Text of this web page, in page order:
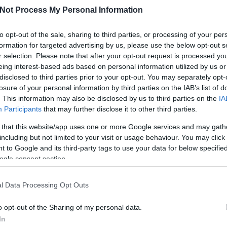
Process My Personal Information
opt-out of the sale, sharing to third parties, or processing of your
for targeted advertising by us, please use the below opt-out
selection. Please note that after your opt-out request is processed
interest-based ads based on personal information utilized by us
to third parties prior to your opt-out. You may separately
of your personal information by third parties on the IAB’s list of
This information may also be disclosed by us to third parties on the
Participants that may further disclose it to other third parties.
that this website/app uses one or more Google services and may
but not limited to your visit or usage behaviour. You may
to Google and its third-party tags to use your data for below
consent section.
Data Processing Opt Outs
opt-out of the Sharing of my personal data.
2020. máj 21.
A ragadozó magyarok a
politikától várják a zöld
fordulatot
írta:and.ferenczi
RSS
Atom
2020.